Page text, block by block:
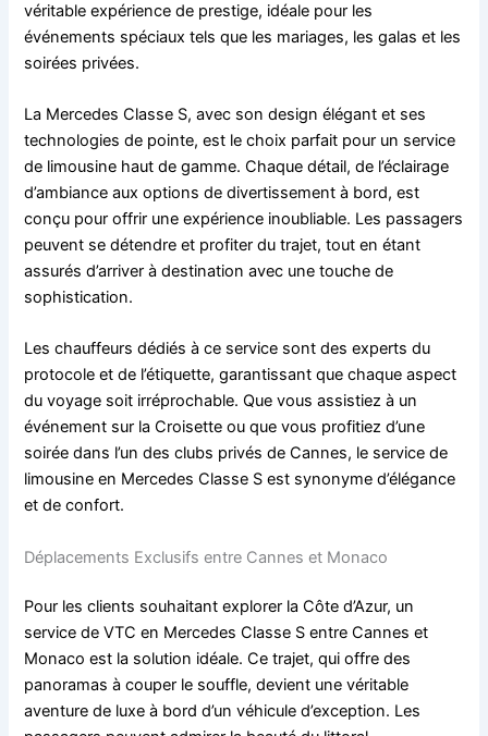
véritable expérience de prestige, idéale pour les
événements spéciaux tels que les mariages, les galas et les
soirées privées.
La Mercedes Classe S, avec son design élégant et ses
technologies de pointe, est le choix parfait pour un service
de limousine haut de gamme. Chaque détail, de l’éclairage
d’ambiance aux options de divertissement à bord, est
conçu pour offrir une expérience inoubliable. Les passagers
peuvent se détendre et profiter du trajet, tout en étant
assurés d’arriver à destination avec une touche de
sophistication.
Les chauffeurs dédiés à ce service sont des experts du
protocole et de l’étiquette, garantissant que chaque aspect
du voyage soit irréprochable. Que vous assistiez à un
événement sur la Croisette ou que vous profitiez d’une
soirée dans l’un des clubs privés de Cannes, le service de
limousine en Mercedes Classe S est synonyme d’élégance
et de confort.
Déplacements Exclusifs entre Cannes et Monaco
Pour les clients souhaitant explorer la Côte d’Azur, un
service de VTC en Mercedes Classe S entre Cannes et
Monaco est la solution idéale. Ce trajet, qui offre des
panoramas à couper le souffle, devient une véritable
aventure de luxe à bord d’un véhicule d’exception. Les